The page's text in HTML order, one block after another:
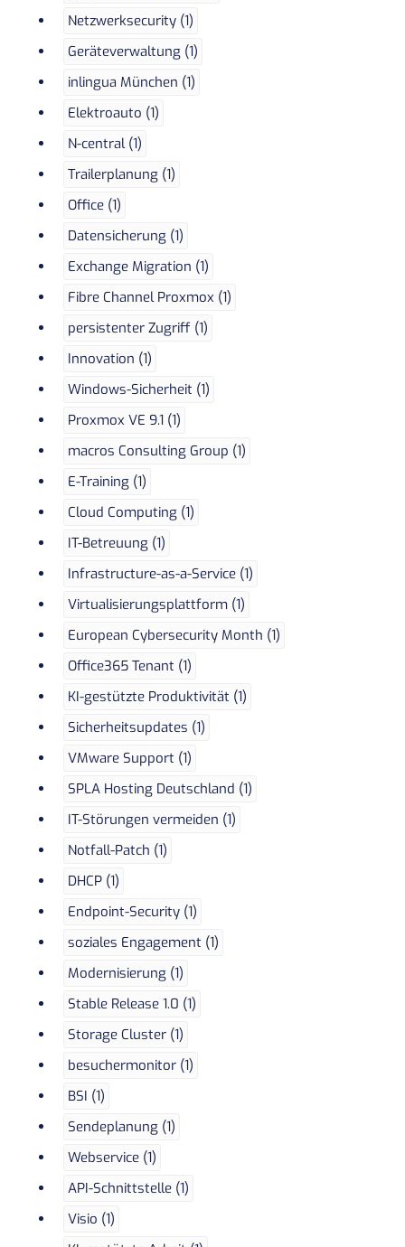
Netzwerksecurity (1)
Geräteverwaltung (1)
inlingua München (1)
Elektroauto (1)
N-central (1)
Trailerplanung (1)
Office (1)
Datensicherung (1)
Exchange Migration (1)
Fibre Channel Proxmox (1)
persistenter Zugriff (1)
Innovation (1)
Windows-Sicherheit (1)
Proxmox VE 9.1 (1)
macros Consulting Group (1)
E-Training (1)
Cloud Computing (1)
IT-Betreuung (1)
Infrastructure-as-a-Service (1)
Virtualisierungsplattform (1)
European Cybersecurity Month (1)
Office365 Tenant (1)
KI-gestützte Produktivität (1)
Sicherheitsupdates (1)
VMware Support (1)
SPLA Hosting Deutschland (1)
IT-Störungen vermeiden (1)
Notfall-Patch (1)
DHCP (1)
Endpoint-Security (1)
soziales Engagement (1)
Modernisierung (1)
Stable Release 1.0 (1)
Storage Cluster (1)
besuchermonitor (1)
BSI (1)
Sendeplanung (1)
Webservice (1)
API-Schnittstelle (1)
Visio (1)